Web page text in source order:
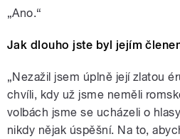
„Ano.“
Jak dlouho jste byl jejím
„Nezažil jsem úplně její zlatou
chvíli, kdy už jsme neměli
volbách jsme se ucházeli o
nikdy nějak úspěšní. Na to,